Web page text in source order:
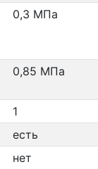
0,3 МПа
0,85 МПа
1
есть
нет